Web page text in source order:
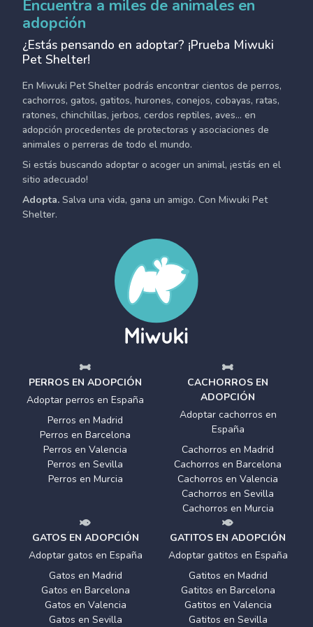
Encuentra a miles de animales en
adopción
¿Estás pensando en adoptar? ¡Prueba Miwuki
Pet Shelter!
En Miwuki Pet Shelter podrás encontrar cientos de perros,
cachorros, gatos, gatitos, hurones, conejos, cobayas, ratas,
ratones, chinchillas, jerbos, cerdos reptiles, aves... en
adopción procedentes de protectoras y asociaciones de
animales o perreras de todo el mundo.
Si estás buscando adoptar o acoger un animal, ¡estás en el
sitio adecuado!
Adopta. Salva una vida, gana un amigo. Con Miwuki Pet
Shelter.
PERROS EN ADOPCIÓN
Adoptar perros en España
Perros en Madrid
Perros en Barcelona
Perros en Valencia
Perros en Sevilla
Perros en Murcia
CACHORROS EN
ADOPCIÓN
Adoptar cachorros en
España
Cachorros en Madrid
Cachorros en Barcelona
Cachorros en Valencia
Cachorros en Sevilla
Cachorros en Murcia
GATOS EN ADOPCIÓN
Adoptar gatos en España
Gatos en Madrid
Gatos en Barcelona
Gatos en Valencia
Gatos en Sevilla
GATITOS EN ADOPCIÓN
Adoptar gatitos en España
Gatitos en Madrid
Gatitos en Barcelona
Gatitos en Valencia
Gatitos en Sevilla